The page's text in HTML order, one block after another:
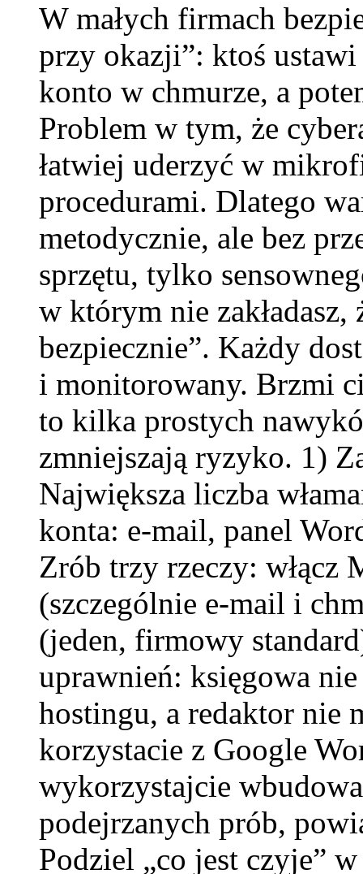
W małych firmach
przy okazji”: ktoś
konto w chmurze, a
Problem w tym, że
łatwiej uderzyć w
procedurami. Dlatego
metodycznie, ale bez
sprzętu, tylko
w którym nie zakładasz,
bezpiecznie”. Każdy
i monitorowany. Brzmi
to kilka prostych
zmniejszają ryzyko. 1)
Największa liczba
konta: e-mail, panel
Zrób trzy rzeczy: włącz
(szczególnie e-mail i
(jeden, firmowy
uprawnień: księgowa
hostingu, a redaktor nie
korzystacie z Google
wykorzystajcie
podejrzanych prób,
Podziel „co jest czyje”